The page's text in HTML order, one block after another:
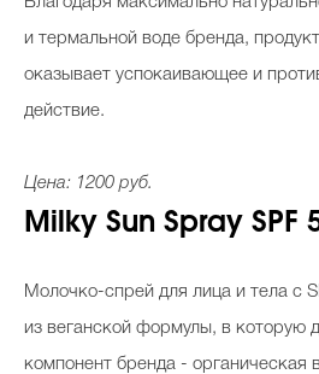
и термальной воде бренда, продукт
оказывает успокаивающее и
действие.
Цена: 1200 руб.
Milky Sun Spray
Молочко-спрей для лица и тела с
из веганской формулы, в которую
компонент бренда - органическая